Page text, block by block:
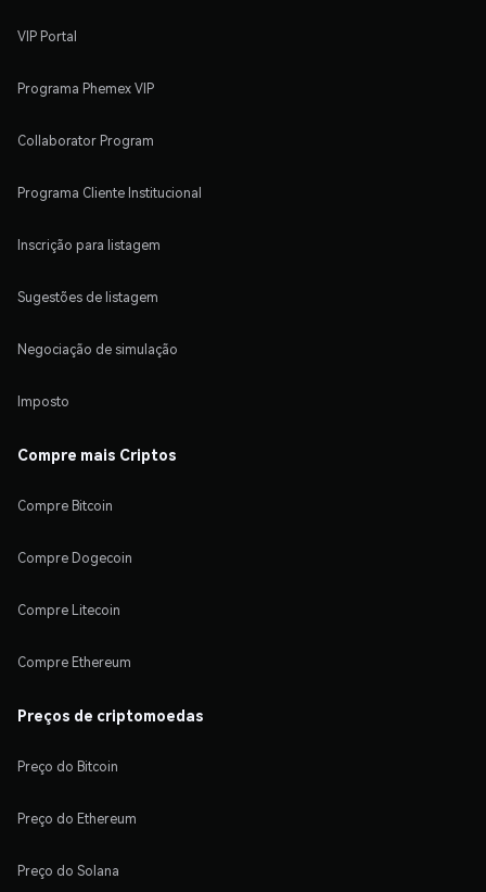
VIP Portal
Programa Phemex VIP
Collaborator Program
Programa Cliente Institucional
Inscrição para listagem
Sugestões de listagem
Negociação de simulação
Imposto
Compre mais Criptos
Compre Bitcoin
Compre Dogecoin
Compre Litecoin
Compre Ethereum
Preços de criptomoedas
Preço do Bitcoin
Preço do Ethereum
Preço do Solana